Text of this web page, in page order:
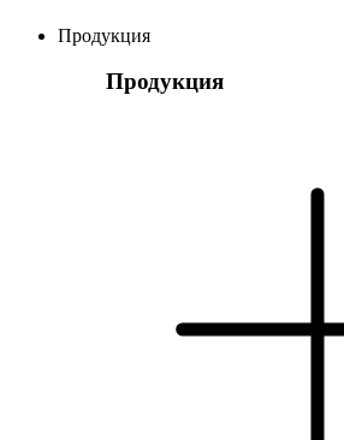
Продукция
Продукция